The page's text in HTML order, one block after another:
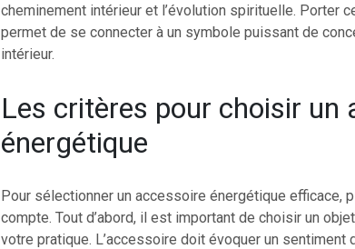
cheminement intérieur et l’évolution spirituelle. Porter
permet de se connecter à un symbole puissant de
intérieur.
Les critères pour choisir un
énergétique
Pour sélectionner un accessoire énergétique efficace,
compte. Tout d’abord, il est important de choisir un
votre pratique. L’accessoire doit évoquer un